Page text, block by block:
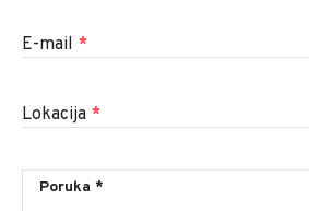
E-mail *
Lokacija *